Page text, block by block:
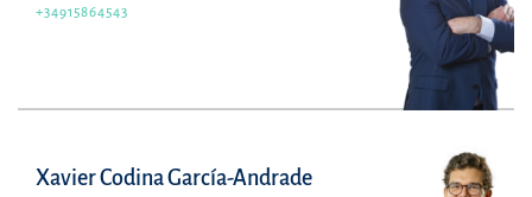
+34915864543
Xavier Codina García-Andrade